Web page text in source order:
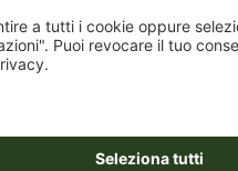
€ 413,10 €